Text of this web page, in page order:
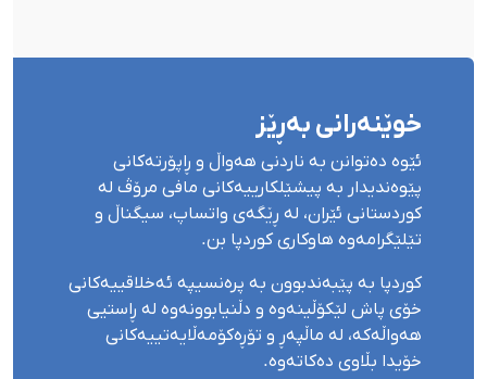
خوێنەرانی بەڕێز
ئێوە دەتوانن بە ناردنی هەواڵ و ڕاپۆرتەکانی
پێوەندیدار بە پیشێلکارییەکانی مافی مرۆڤ لە
کوردستانی ئێران، لە ڕێگەی واتساپ، سیگناڵ و
تێلێگرامەوە هاوکاری کوردپا بن.
کوردپا بە پێبەندبوون بە پرەنسیپە ئەخلاقییەکانی
خۆی پاش لێکۆڵینەوە و دڵنیابوونەوە لە ڕاستیی
هەواڵەکە، لە ماڵپەڕ و تۆڕەکۆمەڵایەتییەکانی
خۆیدا بڵاوی دەکاتەوە.